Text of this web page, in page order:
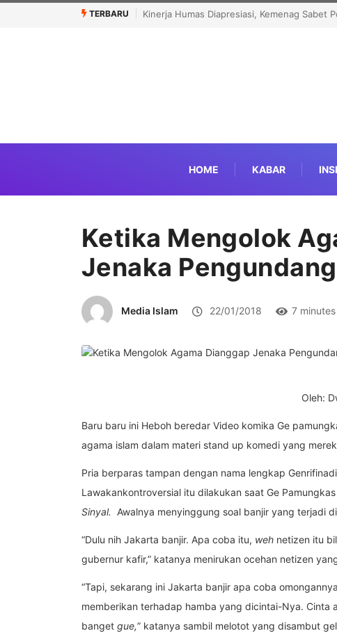
TERBARU Menhaj: IKLHI 2026 Bukti Layanan Haji Kian
HOME KABAR
Ketika Mengolok
Jenaka
Media Islam 22/01/2018 7
Oleh:
Baru baru ini Heboh beredar Video komika Ge
agama islam dalam materi stand up komedi yang
Pria berparas tampan dengan nama lengkap
Lawakankontroversial itu dilakukan saat Ge
Sinyal.
Awalnya menyinggung soal banjir yang terjadi
“Dulu nih Jakarta banjir. Apa coba itu, weh netizen itu
gubernur kafir,” katanya menirukan ocehan netizen
“Tapi, sekarang ini Jakarta banjir apa coba
memberikan terhadap hamba yang dicintai-Nya. Cinta
banget gue,” katanya sambil melotot yang disambut